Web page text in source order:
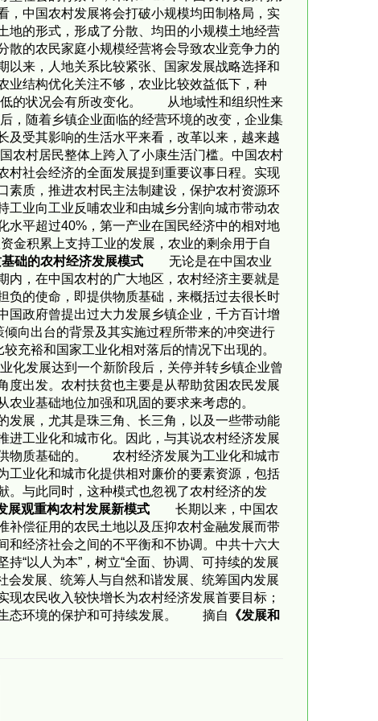
中国农村发展将会打破小规模均田制格局，实
地的形式，形成了分散、均田的小规模土地经营
散的农民家庭小规模经营将会导致农业竞争力的
来，人地关系比较紧张、国家发展战略选择和
业结构优化关注不够，农业比较效益低下，种
低的状况会有所改变化。 从地域性和组织性来
，随着乡镇企业面临的经营环境的改变，企业集
受其影响的生活水平来看，改革以来，越来越
农村居民整体上跨入了小康生活门槛。中国农村
村社会经济的全面发展提到重要议事日程。实现
素质，推进农村民主法制建设，保护农村资源环
业向工业反哺农业和由城乡分割向城市带动农
水平超过40%，第一产业在国民经济中的相对地
金积累上支持工业的发展，农业的剩余用于自
础的农村经济发展模式 无论是在中国农业
内，在中国农村的广大地区，农村经济主要就是
负的使命，即提供物质基础，来概括过去很长时
政府曾提出过大力发展乡镇企业，千方百计增
向出台的背景及其实施过程所带来的冲突进行
充裕和国家工业化相对落后的情况下出现的。
化发展达到一个新阶段后，关停并转乡镇企业曾
度出发。农村扶贫也主要是从帮助贫困农民发展
从农业基础地位加强和巩固的要求来考虑的。
发展，尤其是珠三角、长三角，以及一些带动能
进工业化和城市化。因此，与其说农村经济发展
供物质基础的。 农村经济发展为工业化和城市
工业化和城市化提供相对廉价的要素资源，包括
。与此同时，这种模式也忽视了农村经济的发
展观重构农村发展新模式 长期以来，中国农
补偿征用的农民土地以及压抑农村金融发展而带
和经济社会之间的不平衡和不协调。中共十六大
“以人为本”，树立“全面、协调、可持续的发展
会发展、统筹人与自然和谐发展、统筹国内发展
农民收入较快增长为农村经济发展首要目标；
生态环境的保护和可持续发展。 摘自
《发展和